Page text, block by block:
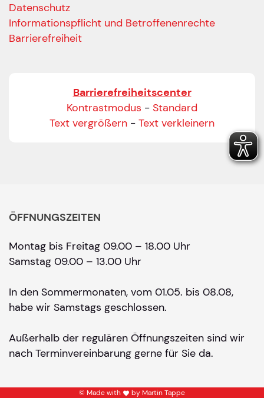
Datenschutz
Informationspflicht und Betroffenenrechte
Barrierefreiheit
Barrierefreiheitscenter
Kontrastmodus - Standard
Text vergrößern - Text verkleinern
ÖFFNUNGSZEITEN
Montag bis Freitag 09.00 – 18.00 Uhr
Samstag 09.00 – 13.00 Uhr
In den Sommermonaten, vom 01.05. bis 08.08,
habe wir Samstags geschlossen.
Außerhalb der regulären Öffnungszeiten sind wir
nach Terminvereinbarung gerne für Sie da.
© Made with by Martin Tappe